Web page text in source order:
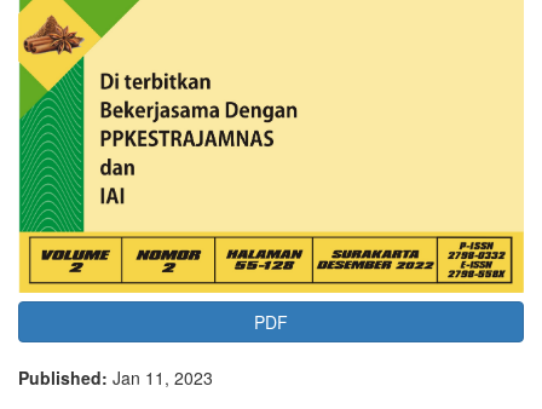
PDF
Published: Jan 11, 2023